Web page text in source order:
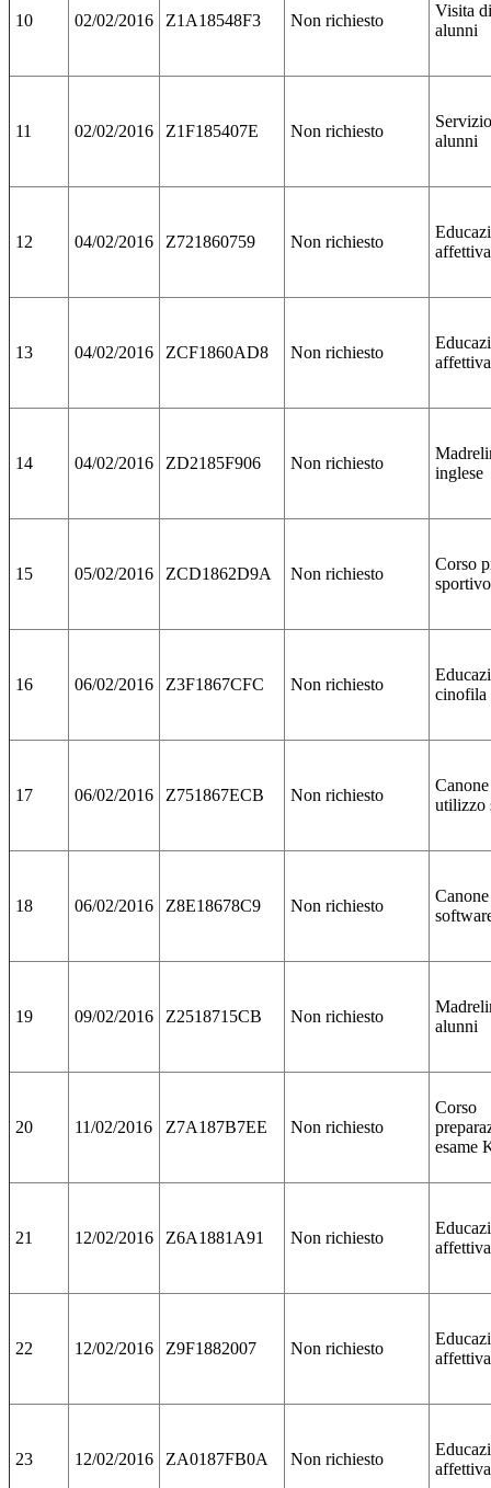
10 02/02/2016 Z1A18548F3 Non richiesto
Visita
alunni
11 02/02/2016 Z1F185407E Non richiesto
alunni
12 04/02/2016 Z721860759 Non richiesto
13 04/02/2016 ZCF1860AD8 Non richiesto
14 04/02/2016 ZD2185F906 Non richiesto
inglese
15 05/02/2016 ZCD1862D9A Non richiesto
Corso
16 06/02/2016 Z3F1867CFC Non richiesto
cinofila
17 06/02/2016 Z751867ECB Non richiesto
utilizzo
18 06/02/2016 Z8E18678C9 Non richiesto
19 09/02/2016 Z2518715CB Non richiesto
alunni
20 11/02/2016 Z7A187B7EE Non richiesto
Corso
esame
21 12/02/2016 Z6A1881A91 Non richiesto
22 12/02/2016 Z9F1882007 Non richiesto
23 12/02/2016 ZA0187FB0A Non richiesto